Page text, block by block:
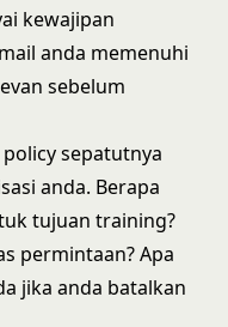
kewajipan
anda memenuhi
sebelum
policy sepatutnya
anda. Berapa
tujuan training?
permintaan? Apa
jika anda batalkan